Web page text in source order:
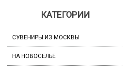
КАТЕГОРИИ
СУВЕНИРЫ ИЗ МОСКВЫ
НА НОВОСЕЛЬЕ